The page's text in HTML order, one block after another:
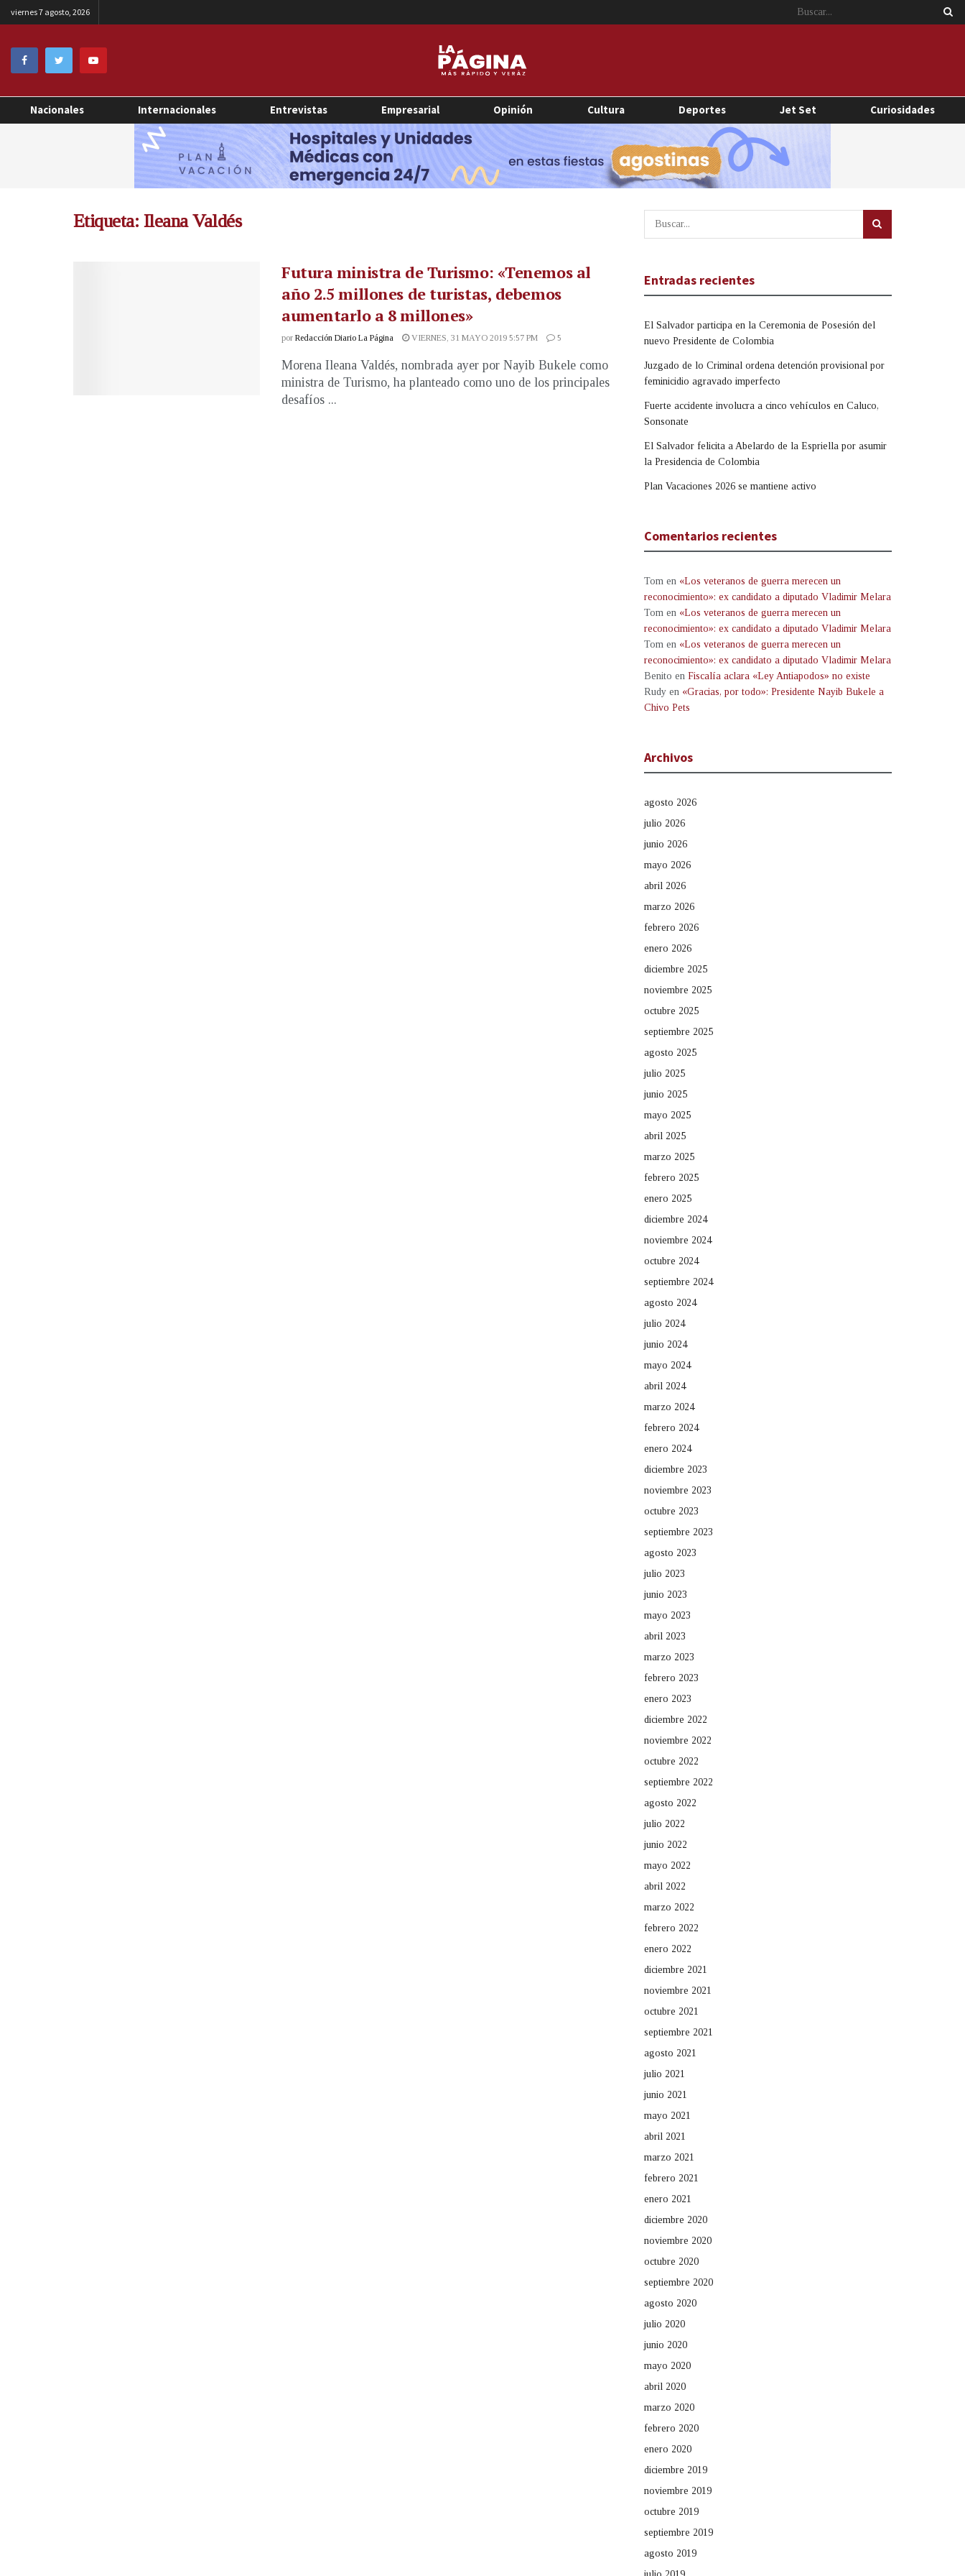
viernes 7 agosto, 2026
Nacionales Internacionales Entrevistas Empresarial Opinión Cultura Deportes Jet Set Curiosidades
Etiqueta: Ileana Valdés
Futura ministra de Turismo: «Tenemos al
año 2.5 millones de turistas, debemos
aumentarlo a 8 millones»
por Redacción Diario La Página VIERNES, 31 MAYO 2019 5:57 PM 5
Morena Ileana Valdés, nombrada ayer por Nayib Bukele como
ministra de Turismo, ha planteado como uno de los principales
desafíos ...
Entradas recientes
El Salvador participa en la Ceremonia de Posesión del
nuevo Presidente de Colombia
Juzgado de lo Criminal ordena detención provisional por
feminicidio agravado imperfecto
Fuerte accidente involucra a cinco vehículos en Caluco,
Sonsonate
El Salvador felicita a Abelardo de la Espriella por asumir
la Presidencia de Colombia
Plan Vacaciones 2026 se mantiene activo
Comentarios recientes
Tom en «Los veteranos de guerra merecen un
reconocimiento»: ex candidato a diputado Vladimir Melara
Tom en «Los veteranos de guerra merecen un
reconocimiento»: ex candidato a diputado Vladimir Melara
Tom en «Los veteranos de guerra merecen un
reconocimiento»: ex candidato a diputado Vladimir Melara
Benito en Fiscalía aclara «Ley Antiapodos» no existe
Rudy en «Gracias, por todo»: Presidente Nayib Bukele a
Chivo Pets
Archivos
agosto 2026
julio 2026
junio 2026
mayo 2026
abril 2026
marzo 2026
febrero 2026
enero 2026
diciembre 2025
noviembre 2025
octubre 2025
septiembre 2025
agosto 2025
julio 2025
junio 2025
mayo 2025
abril 2025
marzo 2025
febrero 2025
enero 2025
diciembre 2024
noviembre 2024
octubre 2024
septiembre 2024
agosto 2024
julio 2024
junio 2024
mayo 2024
abril 2024
marzo 2024
febrero 2024
enero 2024
diciembre 2023
noviembre 2023
octubre 2023
septiembre 2023
agosto 2023
julio 2023
junio 2023
mayo 2023
abril 2023
marzo 2023
febrero 2023
enero 2023
diciembre 2022
noviembre 2022
octubre 2022
septiembre 2022
agosto 2022
julio 2022
junio 2022
mayo 2022
abril 2022
marzo 2022
febrero 2022
enero 2022
diciembre 2021
noviembre 2021
octubre 2021
septiembre 2021
agosto 2021
julio 2021
junio 2021
mayo 2021
abril 2021
marzo 2021
febrero 2021
enero 2021
diciembre 2020
noviembre 2020
octubre 2020
septiembre 2020
agosto 2020
julio 2020
junio 2020
mayo 2020
abril 2020
marzo 2020
febrero 2020
enero 2020
diciembre 2019
noviembre 2019
octubre 2019
septiembre 2019
agosto 2019